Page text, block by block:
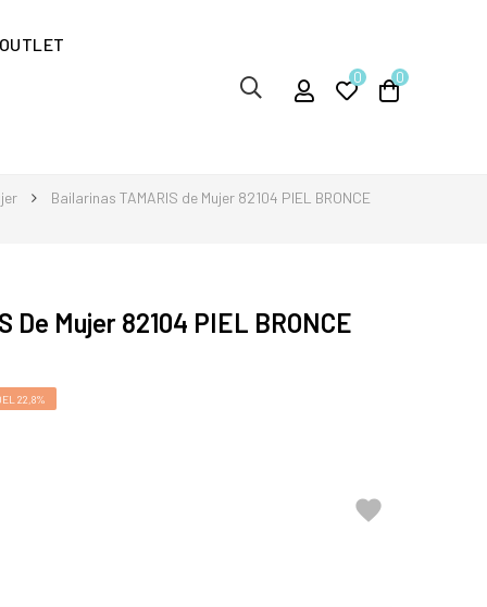
OUTLET
0 0
Bailarinas TAMARIS de Mujer 82104 PIEL BRONCE
De Mujer 82104 PIEL BRONCE
22,8%
